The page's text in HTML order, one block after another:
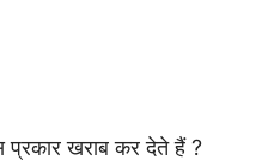
प्रकार खराब कर देते हैं ?